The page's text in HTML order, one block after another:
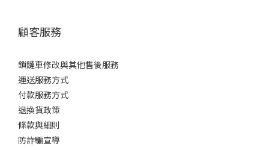
顧客服務
鎖鏈車修改與其他售後服務
運送服務方式
付款服務方式
退換貨政策
條款與細則
防詐騙宣導